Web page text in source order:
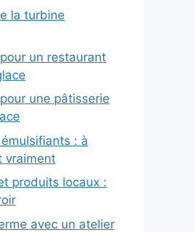
la turbine
un restaurant
une pâtisserie
: à
vraiment
produits locaux :
avec un atelier